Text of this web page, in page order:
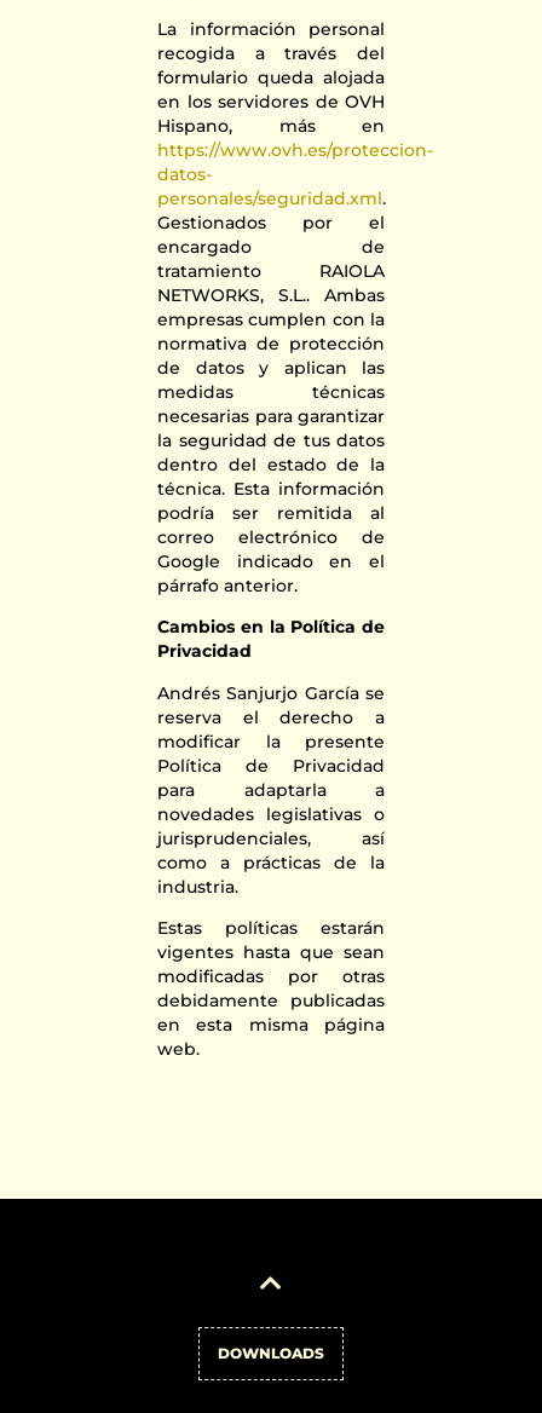
La información personal
recogida a través del
formulario queda alojada
en los servidores de OVH
Hispano, más en
https://www.ovh.es/proteccion-
datos-
personales/seguridad.xml.
Gestionados por el
encargado de
tratamiento RAIOLA
NETWORKS, S.L.. Ambas
empresas cumplen con la
normativa de protección
de datos y aplican las
medidas técnicas
necesarias para garantizar
la seguridad de tus datos
dentro del estado de la
técnica. Esta información
podría ser remitida al
correo electrónico de
Google indicado en el
párrafo anterior.
Cambios en la Política de
Privacidad
Andrés Sanjurjo García se
reserva el derecho a
modificar la presente
Política de Privacidad
para adaptarla a
novedades legislativas o
jurisprudenciales, así
como a prácticas de la
industria.
Estas políticas estarán
vigentes hasta que sean
modificadas por otras
debidamente publicadas
en esta misma página
web.
DOWNLOADS